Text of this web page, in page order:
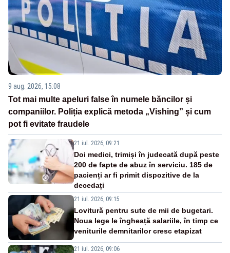
9 aug. 2026, 15:08
Tot mai multe apeluri false în numele băncilor și
companiilor. Poliția explică metoda „Vishing” și cum
pot fi evitate fraudele
21 iul. 2026, 09:21
Doi medici, trimiși în judecată după peste
200 de fapte de abuz în serviciu. 185 de
pacienți ar fi primit dispozitive de la
decedați
21 iul. 2026, 09:15
Lovitură pentru sute de mii de bugetari.
Noua lege le îngheață salariile, în timp ce
veniturile demnitarilor cresc etapizat
21 iul. 2026, 09:06